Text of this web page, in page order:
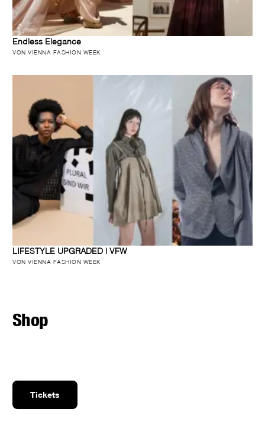
Endless Elegance
VON VIENNA FASHION WEEK
LIFESTYLE UPGRADED | VFW
VON VIENNA FASHION WEEK
Shop
Tickets